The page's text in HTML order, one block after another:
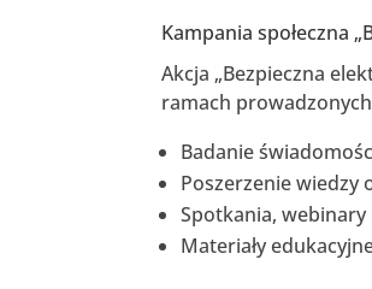
Kampania społeczna
Akcja „Bezpieczna
ramach
Badanie
Poszerzenie wiedzy
Spotkania,
Materiały